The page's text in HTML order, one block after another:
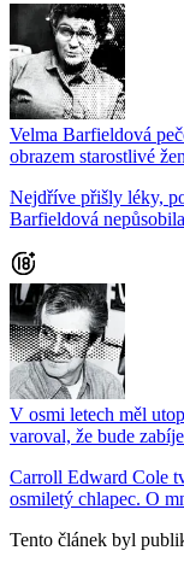
Velma Barfieldová
obrazem starostlivé
Nejdříve přišly léky,
Barfieldová
V osmi letech měl
varoval, že bude
Carroll Edward Cole
osmiletý chlapec. O
Tento článek byl